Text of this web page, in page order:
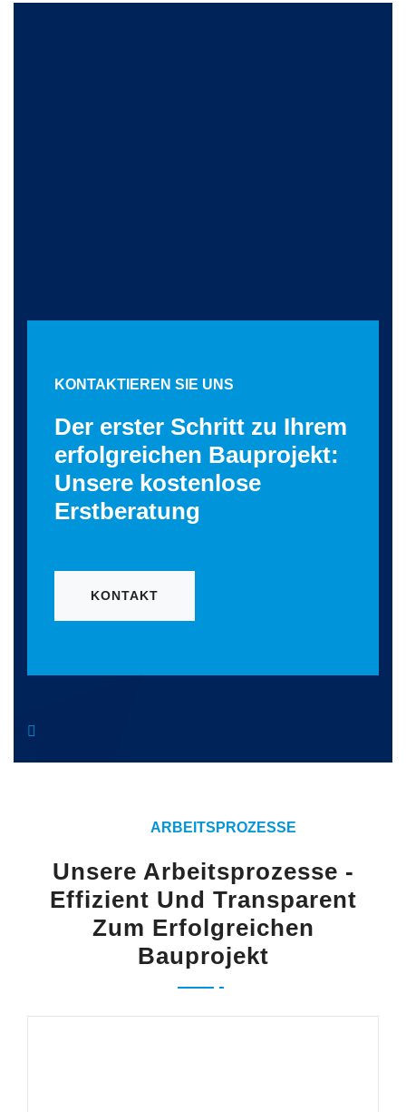
KONTAKTIEREN SIE UNS
Der erster Schritt zu Ihrem
erfolgreichen Bauprojekt:
Unsere kostenlose
Erstberatung
KONTAKT
ARBEITSPROZESSE
Unsere Arbeitsprozesse -
Effizient Und Transparent
Zum Erfolgreichen
Bauprojekt